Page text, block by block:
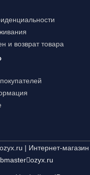
и возврат товара
| Интернет-
ozyx.ru